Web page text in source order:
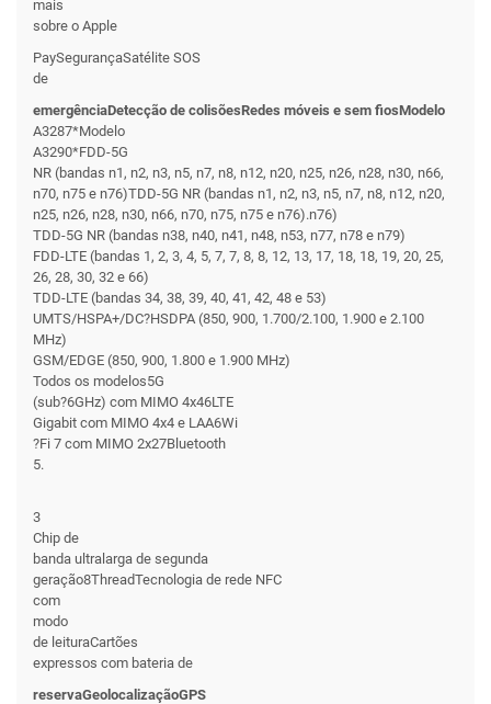
mais
sobre o Apple
PaySegurançaSatélite SOS
de
emergênciaDetecção de colisõesRedes móveis e sem fiosModelo
A3287*Modelo
A3290*FDD-5G
NR (bandas n1, n2, n3, n5, n7, n8, n12, n20, n25, n26, n28, n30, n66,
n70, n75 e n76)TDD-5G NR (bandas n1, n2, n3, n5, n7, n8, n12, n20,
n25, n26, n28, n30, n66, n70, n75, n75 e n76).n76)
TDD-5G NR (bandas n38, n40, n41, n48, n53, n77, n78 e n79)
FDD-LTE (bandas 1, 2, 3, 4, 5, 7, 7, 8, 8, 12, 13, 17, 18, 18, 19, 20, 25,
26, 28, 30, 32 e 66)
TDD-LTE (bandas 34, 38, 39, 40, 41, 42, 48 e 53)
UMTS/HSPA+/DC?HSDPA (850, 900, 1.700/2.100, 1.900 e 2.100
MHz)
GSM/EDGE (850, 900, 1.800 e 1.900 MHz)
Todos os modelos5G
(sub?6GHz) com MIMO 4x46LTE
Gigabit com MIMO 4x4 e LAA6Wi
?Fi 7 com MIMO 2x27Bluetooth
5.
3
Chip de
banda ultralarga de segunda
geração8ThreadTecnologia de rede NFC
com
modo
de leituraCartões
expressos com bateria de
reservaGeolocalizaçãoGPS